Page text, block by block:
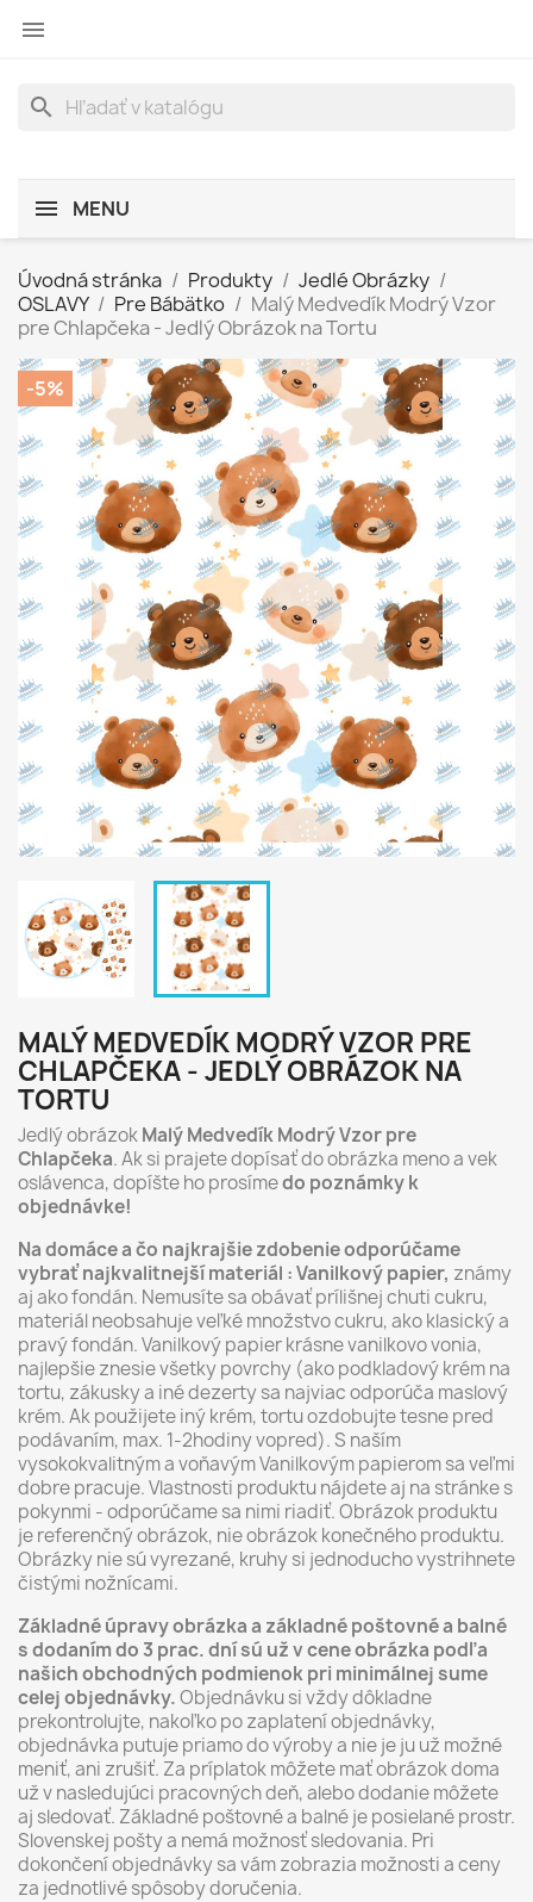

search
MENU
Úvodná stránka Produkty
Jedlé Obrázky
OSLAVY
Pre Bábätko
Malý Medvedík Modrý Vzor
pre Chlapčeka - Jedlý Obrázok na Tortu
-5%
MALÝ MEDVEDÍK MODRÝ VZOR PRE
CHLAPČEKA - JEDLÝ OBRÁZOK NA
TORTU
Jedlý obrázokMalý Medvedík Modrý Vzor pre
Chlapčeka. Ak si prajete dopísať do obrázka meno a vek
oslávenca, dopíšte ho prosímedo poznámky k
objednávke!
Na domáce a čo najkrajšie zdobenie odporúčame
vybrať najkvalitnejší materiál : Vanilkový papier, známy
aj ako fondán. Nemusíte sa obávať prílišnej chuti cukru,
materiál neobsahuje veľké množstvo cukru, ako klasický a
pravý fondán. Vanilkový papier krásne vanilkovo vonia,
najlepšie znesie všetky povrchy (ako podkladový krém na
tortu, zákusky a iné dezerty sa najviac odporúča maslový
krém. Ak použijete iný krém, tortu ozdobujte tesne pred
podávaním, max. 1-2hodiny vopred). S naším
vysokokvalitným a voňavým Vanilkovým papierom sa veľmi
dobre pracuje. Vlastnosti produktu nájdete aj na stránke s
pokynmi - odporúčame sa nimi riadiť. Obrázok produktu
je referenčný obrázok, nie obrázok konečného produktu.
Obrázky nie sú vyrezané, kruhy si jednoducho vystrihnete
čistými nožnícami.
Základné úpravy obrázka a základné poštovné a balné
s dodaním do 3 prac. dní sú už v cene obrázka podľa
našich obchodných podmienok pri minimálnej sume
celej objednávky.Objednávku si vždy dôkladne
prekontrolujte, nakoľko po zaplatení objednávky,
objednávka putuje priamo do výroby a nie je ju už možné
meniť, ani zrušiť. Za príplatok môžete mať obrázok doma
už v nasledujúci pracovných deň, alebo dodanie môžete
aj sledovať. Základné poštovné a balné je posielané prostr.
Slovenskej pošty a nemá možnosť sledovania. Pri
dokončení objednávky sa vám zobrazia možnosti a ceny
za jednotlivé spôsoby doručenia.